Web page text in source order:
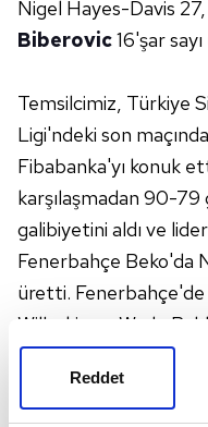
Reddet
Nigel Hayes-Davis
Biberovic16'şar
Temsilcimiz, Türkiye
Ligi'ndeki son
Fibabanka'yı konuk
karşılaşmadan 90-79
galibiyetini aldı ve
Fenerbahçe Beko'da
üretti. Fenerbahçe'de
Wilbekin ve Wade
giyemedi.